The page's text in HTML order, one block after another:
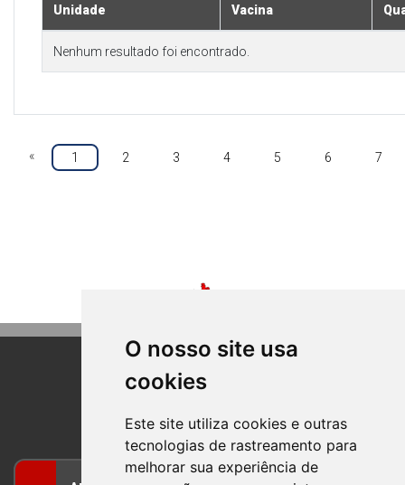
O nosso site usa
cookies
Este site utiliza cookies e outras
tecnologias de rastreamento para
melhorar sua experiência de
Unidade Vacina
Nenhum resultado foi encontrado.
« 1 2 3 4 5 6 7
BOM PRINCIPIO
RIO GRANDE DO SUL